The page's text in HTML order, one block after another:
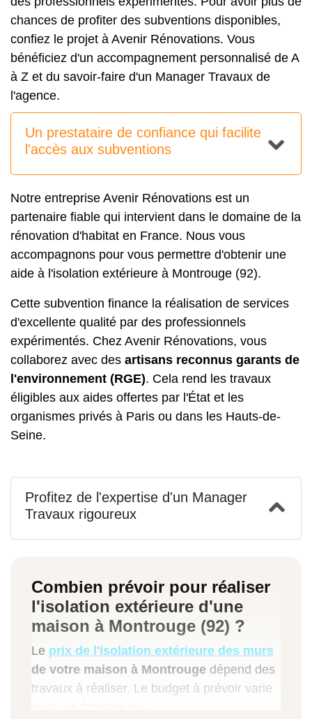
chances de profiter des subventions disponibles,
confiez le projet à Avenir Rénovations. Vous
bénéficiez d'un accompagnement personnalisé de A
à Z et du savoir-faire d'un Manager Travaux de
l'agence.
Un prestataire de confiance qui facilite
l'accès aux subventions
Notre entreprise Avenir Rénovations est un
partenaire fiable qui intervient dans le domaine de la
rénovation d'habitat en France. Nous vous
accompagnons pour vous permettre d'obtenir une
aide à l'isolation extérieure à Montrouge (92).
Cette subvention finance la réalisation de services
d'excellente qualité par des professionnels
expérimentés. Chez Avenir Rénovations, vous
collaborez avec des artisans reconnus garants de
l'environnement (RGE). Cela rend les travaux
éligibles aux aides offertes par l'État et les
organismes privés à Paris ou dans les Hauts-de-
Seine.
Profitez de l'expertise d'un Manager
Travaux rigoureux
Combien prévoir pour réaliser
l'isolation extérieure d'une
maison à Montrouge (92) ?
Le prix de l'isolation extérieure des murs
de votre maison à Montrouge dépend des
travaux à réaliser. Le budget à prévoir varie